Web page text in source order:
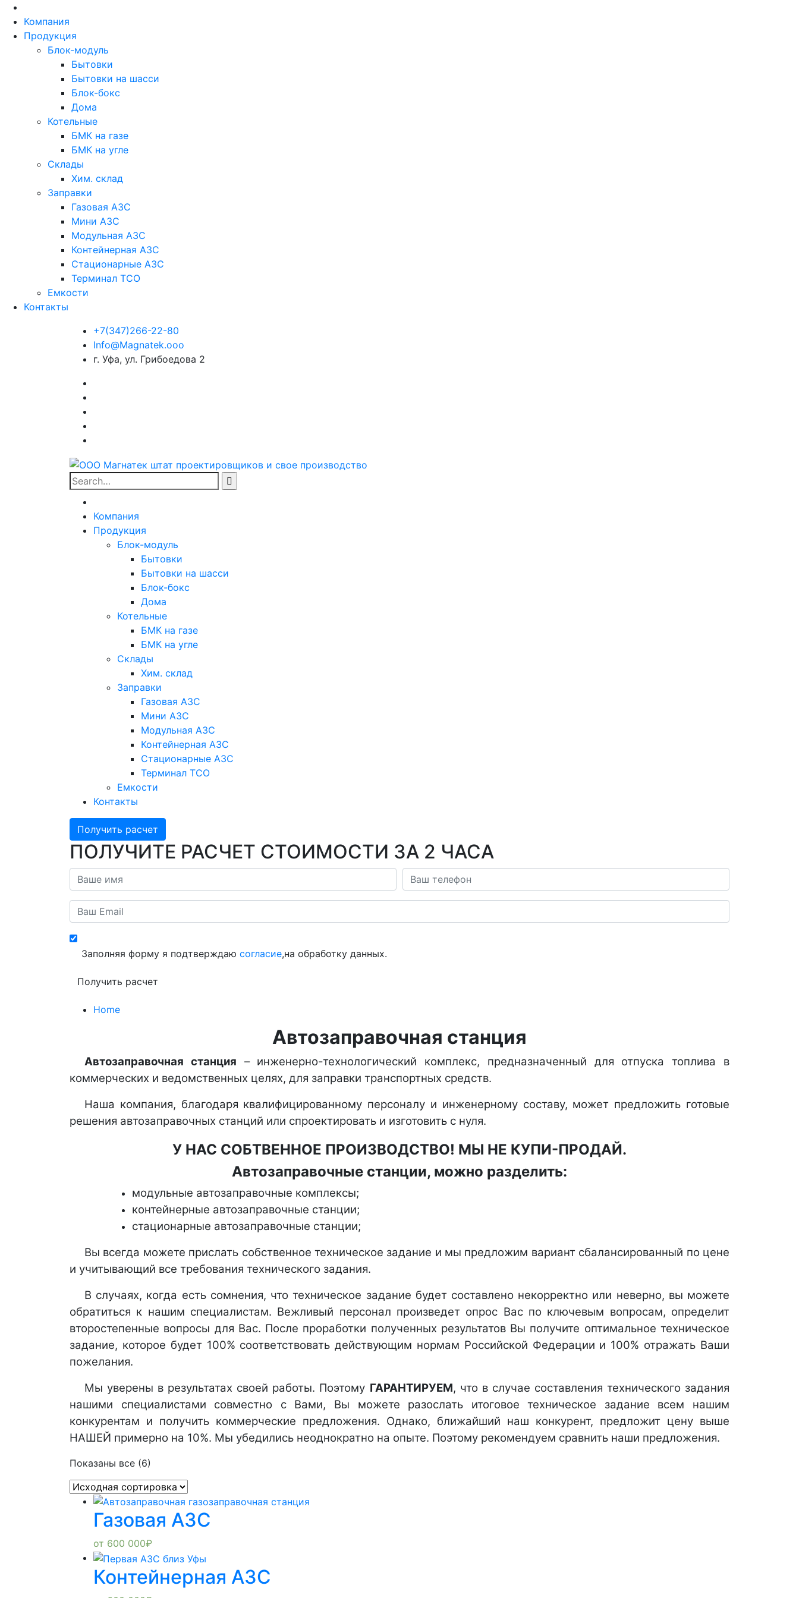
Skip
content
Компания
Продукция
Блок-модуль
Бытовки
Бытовки на шасси
Блок-бокс
Дома
Котельные
БМК на газе
БМК на угле
Склады
Хим. склад
Заправки
Газовая АЗС
Мини АЗС
Модульная АЗС
Контейнерная АЗС
Стационарные АЗС
Терминал ТСО
Емкости
Контакты
+7(347)266-22-80
Info@Magnatek.ooo
г. Уфа, ул. Грибоедова 2
Search
for:
Компания
Продукция
Блок-модуль
Бытовки
Бытовки на шасси
Блок-бокс
Дома
Котельные
БМК на газе
БМК на угле
Склады
Хим. склад
Заправки
Газовая АЗС
Мини АЗС
Модульная АЗС
Контейнерная АЗС
Стационарные АЗС
Терминал ТСО
Емкости
Контакты
Получить расчет
ПОЛУЧИТЕ РАСЧЕТ СТОИМОСТИ ЗА 2 ЧАСА
Заполняя форму я подтверждаю согласие,на обработку данных.
Home
Автозаправочная станция
Автозаправочная станция – инженерно-технологический комплекс, предназначенный для отпуска топлива в
коммерческих и ведомственных целях, для заправки транспортных средств.
Наша компания, благодаря квалифицированному персоналу и инженерному составу, может предложить готовые
решения автозаправочных станций или спроектировать и изготовить с нуля.
У НАС СОБТВЕННОЕ ПРОИЗВОДСТВО! МЫ НЕ КУПИ-ПРОДАЙ.
Автозаправочные станции, можно разделить:
модульные автозаправочные комплексы;
контейнерные автозаправочные станции;
стационарные автозаправочные станции;
Вы всегда можете прислать собственное техническое задание и мы предложим вариант сбалансированный по цене
и учитывающий все требования технического задания.
В случаях, когда есть сомнения, что техническое задание будет составлено некорректно или неверно, вы можете
обратиться к нашим специалистам. Вежливый персонал произведет опрос Вас по ключевым вопросам, определит
второстепенные вопросы для Вас. После проработки полученных результатов Вы получите оптимальное техническое
задание, которое будет 100% соответствовать действующим нормам Российской Федерации и 100% отражать Ваши
пожелания.
Мы уверены в результатах своей работы. Поэтому ГАРАНТИРУЕМ, что в случае составления технического задания
нашими специалистами совместно с Вами, Вы можете разослать итоговое техническое задание всем нашим
конкурентам и получить коммерческие предложения. Однако, ближайший наш конкурент, предложит цену выше
НАШЕЙ примерно на 10%. Мы убедились неоднократно на опыте. Поэтому рекомендуем сравнить наши предложения.
Показаны все (6)
Газовая АЗС
от 600 000₽
Контейнерная АЗС